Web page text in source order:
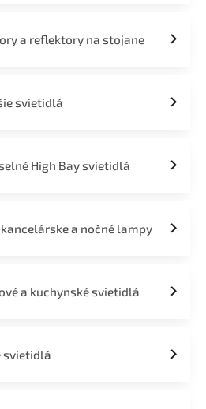
a reflektory na stojane
svietidlá
High Bay svietidlá
a nočné lampy
a kuchynské svietidlá
svietidlá